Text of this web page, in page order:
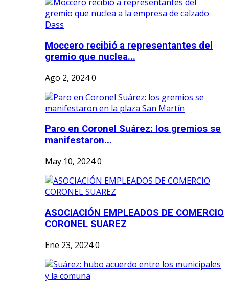
Moccero recibió a representantes del
gremio que nuclea...
Ago 2, 20240
Paro en Coronel Suárez: los gremios se
manifestaron...
May 10, 20240
ASOCIACIÓN EMPLEADOS DE COMERCIO
CORONEL SUAREZ
Ene 23, 20240